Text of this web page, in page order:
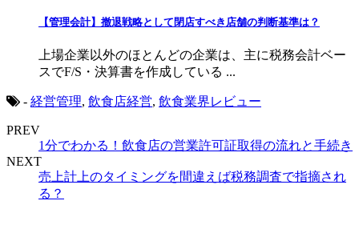
【管理会計】撤退戦略として閉店すべき店舗の判断基準は？
上場企業以外のほとんどの企業は、主に税務会計ベー
スでF/S・決算書を作成している ...
- 経営管理, 飲食店経営, 飲食業界レビュー
PREV
1分でわかる！飲食店の営業許可証取得の流れと手続き
NEXT
売上計上のタイミングを間違えば税務調査で指摘され
る？